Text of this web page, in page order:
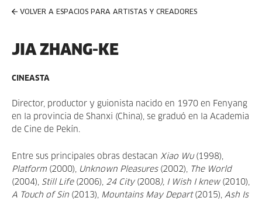
VOLVER A ESPACIOS PARA ARTISTAS Y CREADORES
JIA ZHANG-KE
CINEASTA
Director, productor y guionista nacido en 1970 en Fenyang
en la provincia de Shanxi (China), se graduó en la Academia
de Cine de Pekín.
Entre sus principales obras destacan Xiao Wu(1998),
Platform (2000), Unknown Pleasures(2002), The World
(2004), Still Life(2006), 24 City(2008), I Wish I knew(2010),
A Touch of Sin (2013), Mountains May Depart(2015), Ash Is